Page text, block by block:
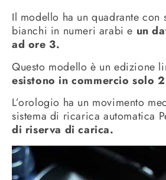
Il modello ha un quadrante
bianchi in numeri arabi e un
ad ore 3.
Questo modello è un edizione
esistono in commercio solo
L’orologio ha un movimento
sistema di ricarica automatica
di riserva di carica.